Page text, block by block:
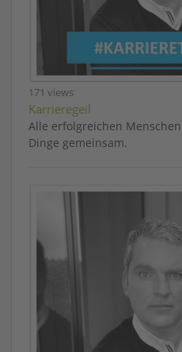
171 views
Karrieregeil
Alle erfolgreichen
Dinge gemeinsam.